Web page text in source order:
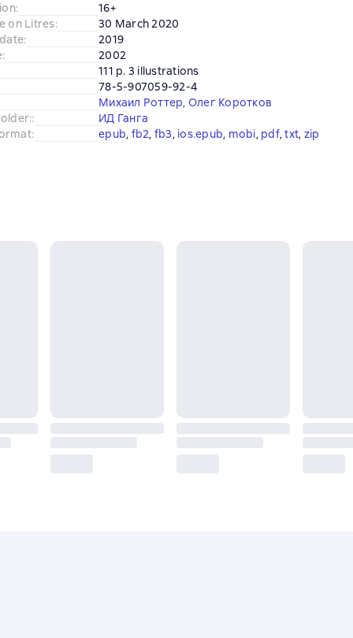
:
16+
on Litres:
30 March 2020
:
2019
:
2002
111 p. 3 illustrations
78-5-907059-92-4
Михаил Роттер, Олег Коротков
:
ИД Ганга
: epub, fb2, fb3, ios.epub, mobi, pdf, txt, zip